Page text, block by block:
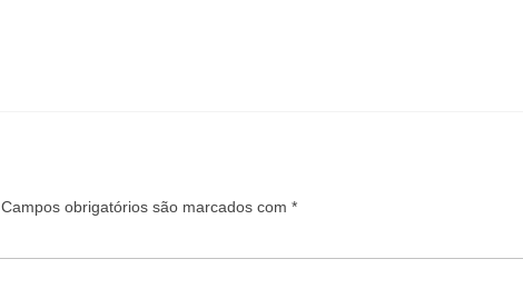
Campos obrigatórios são marcados com *